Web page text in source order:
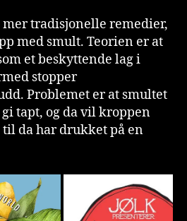
mer tradisjonelle remedier,
med smult. Teorien er at
et beskyttende lag i
stopper
Problemet er at smultet
tapt, og da vil kroppen
da har drukket på en